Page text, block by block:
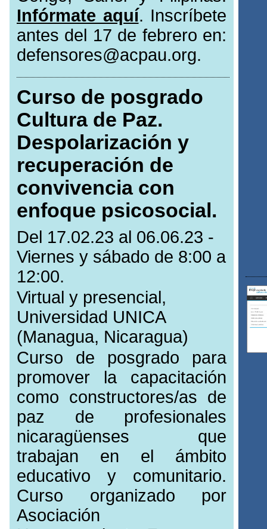
Infórmate aquí. Inscríbete
antes del 17 de febrero en:
defensores@acpau.org.
Curso de posgrado
Cultura de Paz.
Despolarización y
recuperación de
convivencia con
enfoque psicosocial.
Del 17.02.23 al 06.06.23 -
Viernes y sábado de 8:00 a
12:00.
Virtual y presencial,
Universidad UNICA
(Managua, Nicaragua)
Curso de posgrado para
promover la capacitación
como constructores/as de
paz de profesionales
nicaragüenses que
trabajan en el ámbito
educativo y comunitario.
Curso organizado por
Asociación